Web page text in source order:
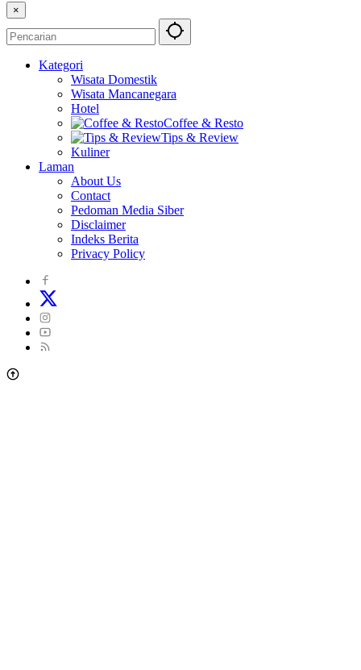
×
Kategori
Wisata Domestik
Wisata Mancanegara
Hotel
Coffee & Resto
Tips & Review
Kuliner
Laman
About Us
Contact
Pedoman Media Siber
Disclaimer
Indeks Berita
Privacy Policy